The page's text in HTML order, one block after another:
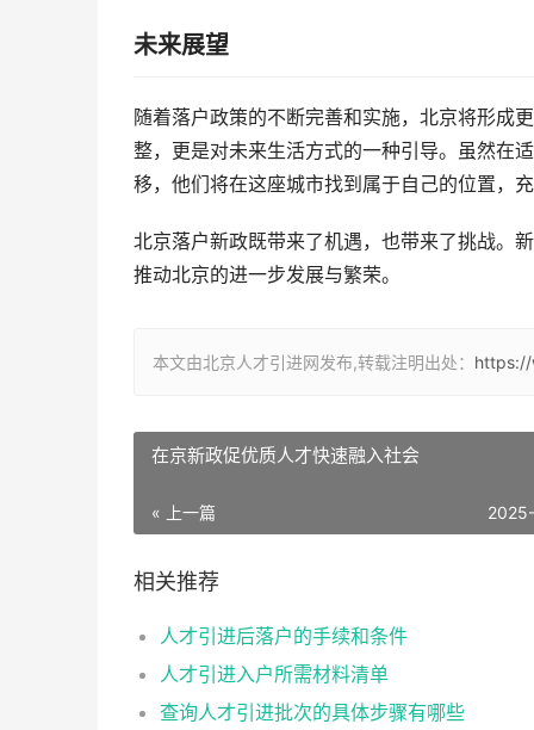
未来展望
随着落户政策的不断完善和实施，北京将形成
整，更是对未来生活方式的一种引导。虽然在
移，他们将在这座城市找到属于自己的位置，
北京落户新政既带来了机遇，也带来了挑战。
推动北京的进一步发展与繁荣。
本文由北京人才引进网发布,转载注明出处： https://
在京新政促优质人才快速融入社会
« 上一篇
相关推荐
人才引进后落户的手续和条件
人才引进入户所需材料清单
查询人才引进批次的具体步骤有哪些